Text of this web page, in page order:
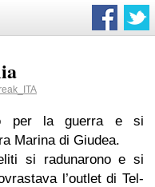
per la guerra e si
Marina di Giudea.
si radunarono e si
l’outlet di Tel-